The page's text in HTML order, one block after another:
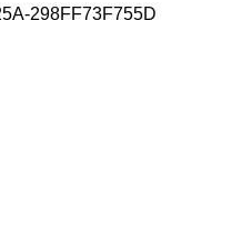
298FF73F755D